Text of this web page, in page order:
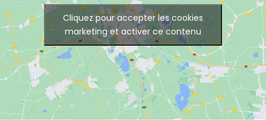
Cliquez pour accepter les cookies
marketing et activer ce contenu